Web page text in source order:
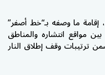
إقامة ما وصفه بـ“خط أصفر”
مواقع انتشاره والمناطق
ترتيبات وقف إطلاق النار